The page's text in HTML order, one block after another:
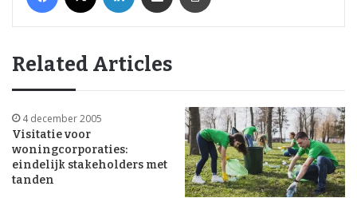
Related Articles
4 december 2005
Visitatie voor
woningcorporaties:
eindelijk stakeholders met
tanden